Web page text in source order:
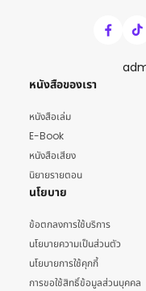
หนังสือของเรา
หนังสือเล่ม
E-Book
หนังสือเสียง
นิยายรายตอน
นโยบาย
ข้อตกลงการใช้บริการ
นโยบายความเป็นส่วนตัว
นโยบายการใช้คุกกี้
การขอใช้สิทธิ์ข้อมูลส่วนบุคคล